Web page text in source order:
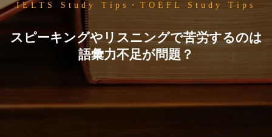
IELTS Study Tips・TOEFL Study Tips
スピーキングやリスニングで苦労するのは
語彙力不足が問題？